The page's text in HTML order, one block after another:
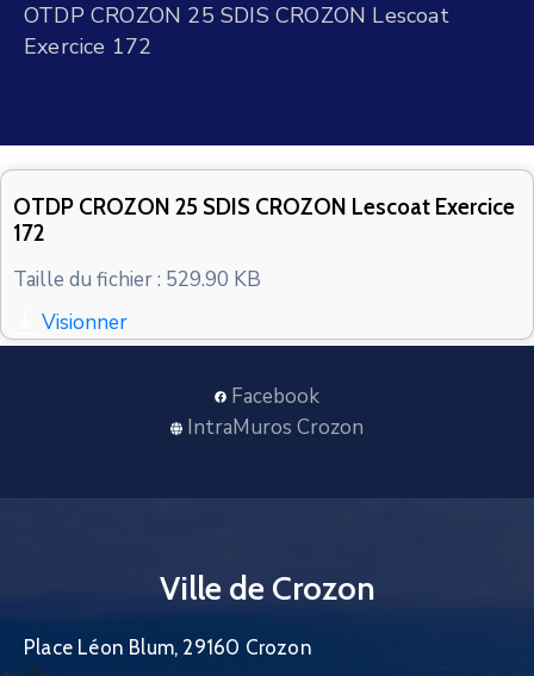
ET
MER
OTDP CROZON 25 SDIS CROZON Lescoat
Exercice 172
OTDP CROZON 25 SDIS CROZON Lescoat Exercice
172
Taille du fichier : 529.90 KB
Visionner
Facebook
IntraMuros Crozon
Ville de Crozon
Place Léon Blum, 29160 Crozon